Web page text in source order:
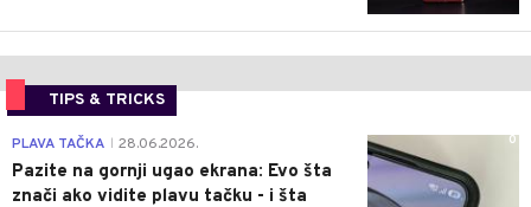
TIPS & TRICKS
0
PLAVA TAČKA 28.06.2026.
Pazite na gornji ugao ekrana: Evo šta
znači ako vidite plavu tačku - i šta